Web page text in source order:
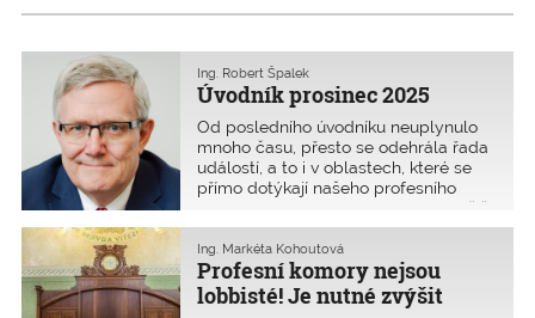
Úvodník prosinec 2025
Ing. Robert Špalek
Od posledního úvodníku neuplynulo
mnoho času, přesto se odehrála řada
událostí, a to i v oblastech, které se
přímo dotýkají našeho profesního
i komorového života. Tou nejdůležitější
informací je, že nastupující vláda
připravuje znovu úplně nový stavební
zákon, k
Profesní komory nejsou
lobbisté! Je nutné zvýšit
Ing. Markéta Kohoutová